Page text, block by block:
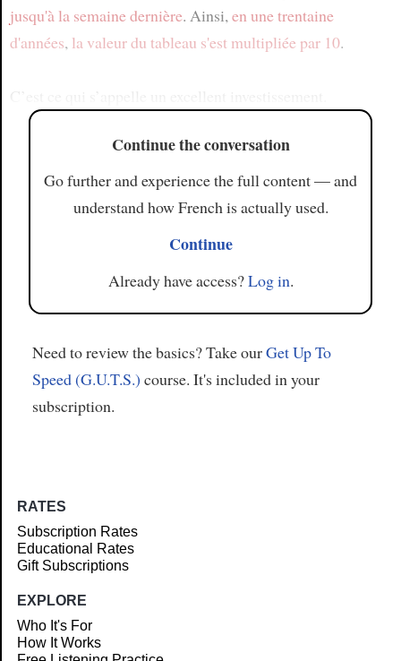
jusqu'à la semaine dernière. Ainsi,en une trentaine
d'années, la valeur du tableau s'est multipliée par 10.
Continue the conversation
Go further and experience the full content — and
understand how French is actually used.
Continue
Already have access?Log in.
Need to review the basics? Take ourGet Up To
Speed (G.U.T.S.) course. It's included in your
subscription.
RATES
Subscription Rates
Educational Rates
Gift Subscriptions
EXPLORE
Who It's For
How It Works